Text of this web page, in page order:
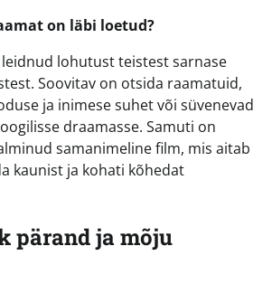
on läbi loetud?
lohutust teistest sarnase
Soovitav on otsida raamatuid,
ja inimese suhet või süvenevad
draamasse. Samuti on
samanimeline film, mis aitab
kaunist ja kohati kõhedat
pärand ja mõju